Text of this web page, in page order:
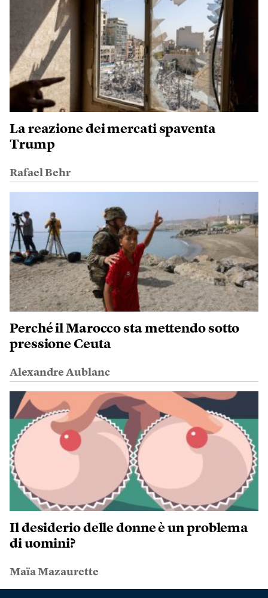
La reazione dei mercati spaventa
Trump
Rafael Behr
Perché il Marocco sta mettendo sotto
pressione Ceuta
Alexandre Aublanc
Il desiderio delle donne è un problema
di uomini?
Maïa Mazaurette